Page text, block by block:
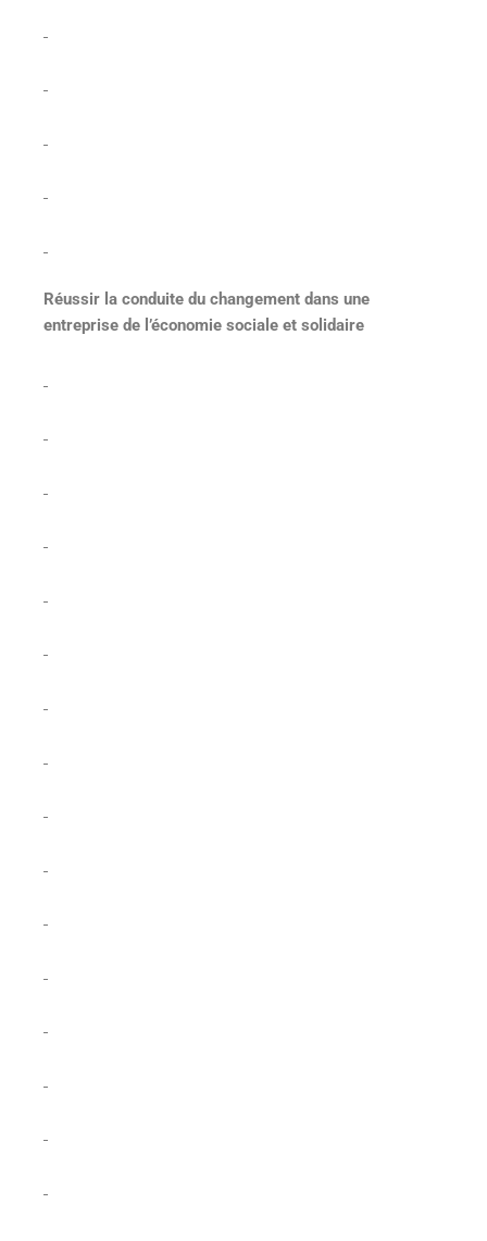
Réussir la conduite du changement dans une
entreprise de l’économie sociale et solidaire